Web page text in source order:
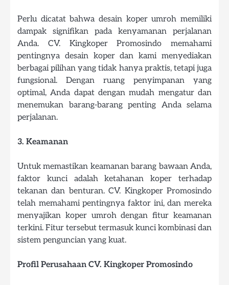
Perlu dicatat bahwa desain koper umroh memiliki
dampak signifikan pada kenyamanan perjalanan
Anda. CV. Kingkoper Promosindo memahami
pentingnya desain koper dan kami menyediakan
berbagai pilihan yang tidak hanya praktis, tetapi juga
fungsional. Dengan ruang penyimpanan yang
optimal, Anda dapat dengan mudah mengatur dan
menemukan barang-barang penting Anda selama
perjalanan.
3. Keamanan
Untuk memastikan keamanan barang bawaan Anda,
faktor kunci adalah ketahanan koper terhadap
tekanan dan benturan. CV. Kingkoper Promosindo
telah memahami pentingnya faktor ini, dan mereka
menyajikan koper umroh dengan fitur keamanan
terkini. Fitur tersebut termasuk kunci kombinasi dan
sistem penguncian yang kuat.
Profil Perusahaan CV. Kingkoper Promosindo